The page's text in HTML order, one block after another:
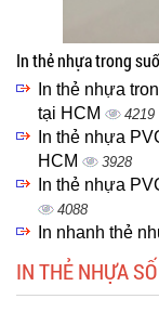
In thẻ nhựa trong
In thẻ nhựa
tại HCM
4219
In thẻ nhựa
HCM
3928
In thẻ nhựa
4088
In nhanh thẻ
IN THẺ NHỰA